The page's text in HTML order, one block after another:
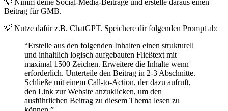
💡 Nimm deine Social-Media-Beiträge und erstelle daraus einen
Beitrag für GMB.
💡 Nutze dafür z.B. ChatGPT. Speichere dir folgenden Prompt ab:
“Erstelle aus den folgenden Inhalten einen strukturell
und inhaltlich logisch aufgebauten Fließtext mit
maximal 1500 Zeichen. Erweitere die Inhalte wenn
erforderlich. Unterteile den Beitrag in 2-3 Abschnitte.
Schließe mit einem Call-to-Action, der dazu aufruft,
den Link zur Website anzuklicken, um den
ausführlichen Beitrag zu diesem Thema lesen zu